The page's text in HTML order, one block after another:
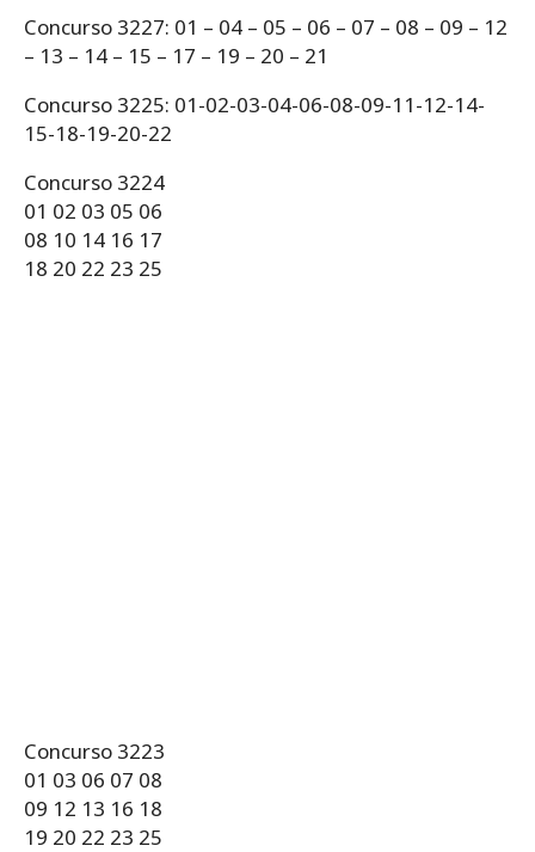
Concurso 3227: 01 – 04 – 05 – 06 – 07 – 08 – 09 – 12
– 13 – 14 – 15 – 17 – 19 – 20 – 21
Concurso 3225: 01-02-03-04-06-08-09-11-12-14-
15-18-19-20-22
Concurso 3224
01 02 03 05 06
08 10 14 16 17
18 20 22 23 25
Concurso 3223
01 03 06 07 08
09 12 13 16 18
19 20 22 23 25